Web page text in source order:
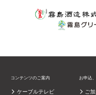
コンテンツのご案内
ケーブルテレビ
お申込
ご